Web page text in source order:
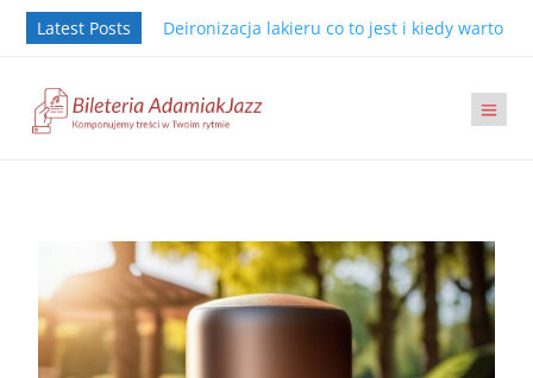
Latest Posts Deironizacja lakieru co to jest i kiedy warto ją